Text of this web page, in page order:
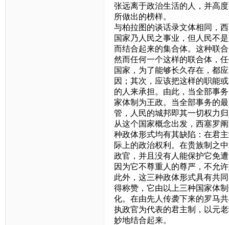
张远离于政治生活的人，并高
所做出的榜样。
与柏拉图的谈话录文体相同，
国家乃人民之事业，但人民不
而结合起来的集合体。这种联
然而任何一个这样的联合体，
国家，为了能够长久存在，都
因；其次，应该把这样的职能
的人来承担。由此，当全部事
家体制为王政。当全部事务的
管，人民的城邦即其一切权力
从这个国家概念出发，西塞罗
种政体形式均有其缺陷：在君
际上的政治权利。在贵族制之
政官，并且没有人能保护它免
因为它不尊重人的尊严，不允
此外，这三种政体形式具有共
得称赞，它由以上三种国家体
化。在由先人传袭下来的罗马
执政官为代表的君主制，以元
妙地结合起来。